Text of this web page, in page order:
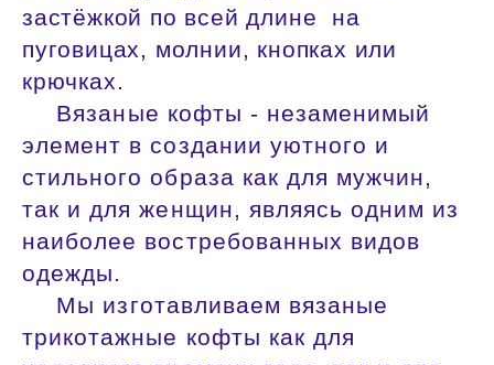
застёжкой по всей длине на
пуговицах, молнии, кнопках или
крючках.
Вязаные кофты - незаменимый
элемент в создании уютного и
стильного образа как для мужчин,
так и для женщин, являясь одним из
наиболее востребованных видов
одежды.
Мы изготавливаем вязаные
трикотажные кофты как для